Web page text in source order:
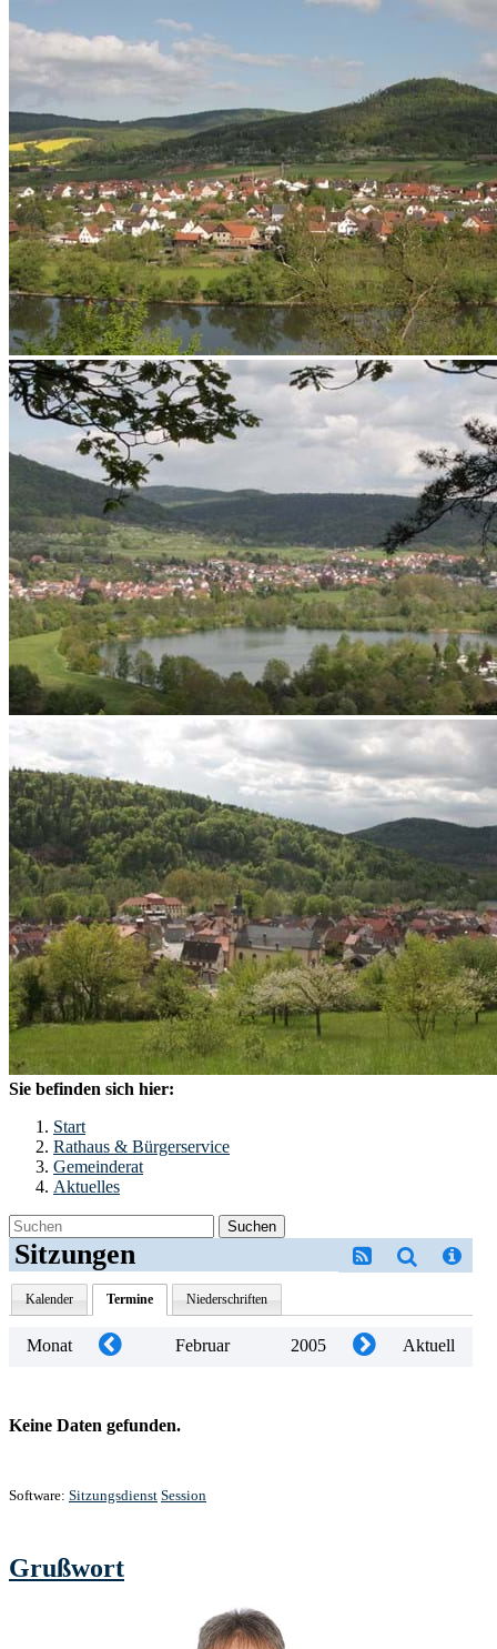
Sie befinden sich hier:
Start
Rathaus & Bürgerservice
Gemeinderat
Aktuelles
Suchen
Sitzungen
Kalender Termine Niederschriften
Monat Februar 2005 Aktuell
Keine Daten gefunden.
Software: Sitzungsdienst Session
Grußwort